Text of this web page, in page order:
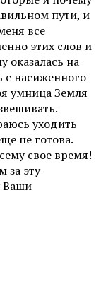
пути, и
все
этих слов и
оказалась на
с насиженного
умница Земля
уходить
не готова.
свое время!
эту
Ваши